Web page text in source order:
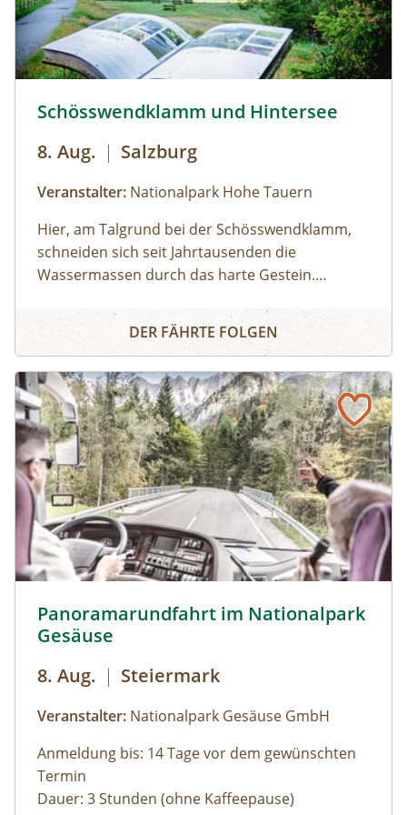
Schösswendklamm und Hintersee
8. Aug. | Salzburg
Veranstalter: Nationalpark Hohe Tauern
Hier, am Talgrund bei der Schösswendklamm,
schneiden sich seit Jahrtausenden die
Wassermassen durch das harte Gestein.
Kolke und kleine Wasserfälle entstanden. Der
Klamm folgend geht es weiter bis zum Hintersee
Fauna im hinteren Felbertal. An der Nordseite
des Sees führt der Rundweg auf eine Anhöhe
mit Blick über den Talschluss mit seinen
imposanten Felswänden, in denen sich Gämsen
tummeln. Der Rückweg erfolgt auf derselben
Strecke. zur Detailinformation
Schösswendklamm und Hintersee
DER FÄHRTE FOLGEN
Panoramarundfahrt im Nationalpark
Gesäuse
8. Aug. | Steiermark
Veranstalter: Nationalpark Gesäuse GmbH
Anmeldung bis: 14 Tage vor dem gewünschten
Termin
Dauer: 3 Stunden (ohne Kaffeepause)